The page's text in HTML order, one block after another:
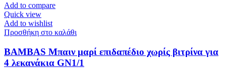
Add to compare
Quick view
Add to wishlist
Προσθήκη στο καλάθι
BAMBAS Μπαιν μαρί επιδαπέδιο χωρίς βιτρίνα για
4 λεκανάκια GN1/1